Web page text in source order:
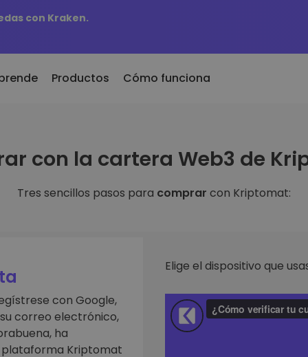
con Kraken.
recientemente
recién añadidos a
comprado 100€
Productos
invertir en
KriptoEarn
Gana recompensas con tus
Bóveda
regularmente (DCA)
Cómo funciona
con la cartera Web3 de
Tres sencillos pasos para comprar con Kriptomat:
con Google,
correo electrónico,
ha
plataforma Kriptomat
Elige el dispositivo que